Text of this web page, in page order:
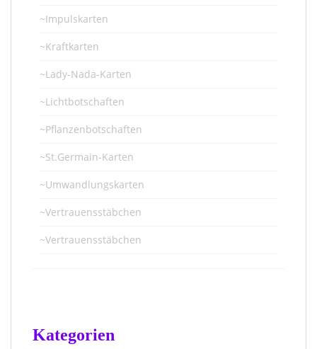
~Impulskarten
~Kraftkarten
~Lady-Nada-Karten
~Lichtbotschaften
~Pflanzenbotschaften
~St.Germain-Karten
~Umwandlungskarten
~Vertrauensstäbchen
~Vertrauensstäbchen
Kategorien